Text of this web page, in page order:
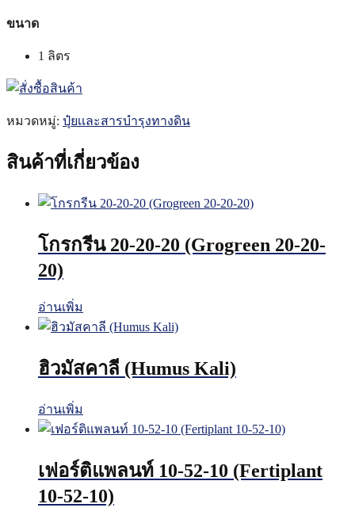
ขนาด
1 ลิตร
หมวดหมู่: ปุ๋ยเเละสารบำรุงทางดิน
สินค้าที่เกี่ยวข้อง
โกรกรีน 20-20-20 (Grogreen 20-20-
20)
อ่านเพิ่ม
ฮิวมัสคาลี (Humus Kali)
อ่านเพิ่ม
เฟอร์ติแพลนท์ 10-52-10 (Fertiplant
10-52-10)